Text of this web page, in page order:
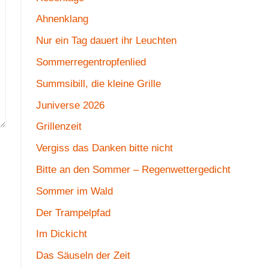
Ahnenklang
Nur ein Tag dauert ihr Leuchten
Sommerregentropfenlied
Summsibill, die kleine Grille
Juniverse 2026
Grillenzeit
Vergiss das Danken bitte nicht
Bitte an den Sommer – Regenwettergedicht
Sommer im Wald
Der Trampelpfad
Im Dickicht
Das Säuseln der Zeit